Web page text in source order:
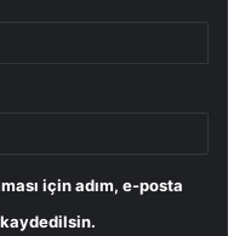
için adım, e-posta